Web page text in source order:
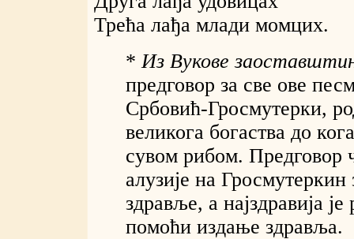
Трећа лађа млади момцих.
*Из Вукове
предговор за све ове
Србовић-Гросмутерки,
великога богаства до
сувом рибом. Предговор
алузије на
здравље, а најздравија
помоћи издање здравља.